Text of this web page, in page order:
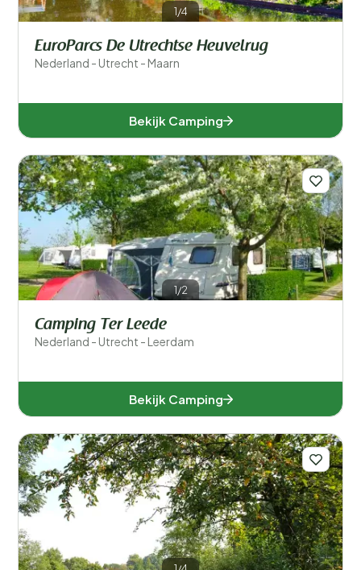
1/4
EuroParcs De Utrechtse Heuvelrug
Nederland - Utrecht - Maarn
Bekijk Camping
1/2
Camping Ter Leede
Nederland - Utrecht - Leerdam
Bekijk Camping